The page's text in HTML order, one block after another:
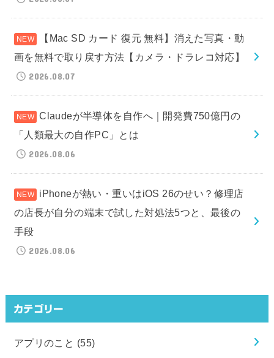
【Mac SD カード 復元 無料】消えた写真・動
画を無料で取り戻す方法【カメラ・ドラレコ対応】
2026.08.07
Claudeが半導体を自作へ｜開発費750億円の
「人類最大の自作PC」とは
2026.08.06
iPhoneが熱い・重いはiOS 26のせい？修理店
の店長が自分の端末で試した対処法5つと、最後の
手段
2026.08.06
カテゴリー
アプリのこと (55)